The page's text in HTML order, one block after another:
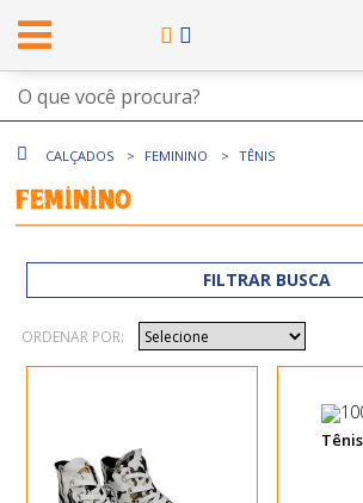
CALÇADOS FEMININO TÊNIS
Feminino
FILTRAR BUSCA
ORDENAR POR: